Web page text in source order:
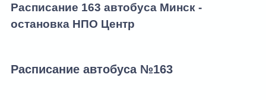
Расписание 163 автобуса Минск -
остановка НПО Центр
Расписание автобуса №163